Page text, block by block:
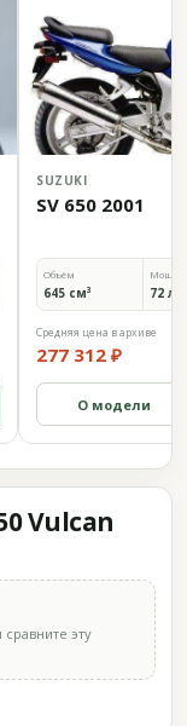
SUZUKI
SV 650 2001
Объём
645 см³ 72
Средняя цена в архиве
277 312 ₽
О модели
Vulcan
эту